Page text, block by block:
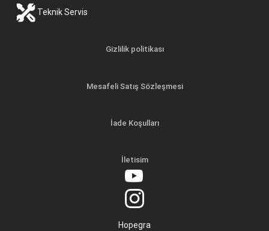
Teknik Servis
Gizlilik politikası
Mesafeli Satış Sözleşmesi
İade Koşulları
İletisim
Hopegra